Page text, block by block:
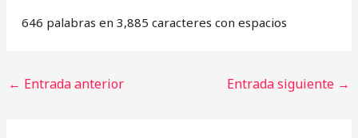
646 palabras en 3,885 caracteres con espacios
← Entrada anterior Entrada siguiente →